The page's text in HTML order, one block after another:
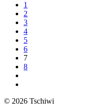
1
2
3
4
5
6
7
8
© 2026 Tschiwi